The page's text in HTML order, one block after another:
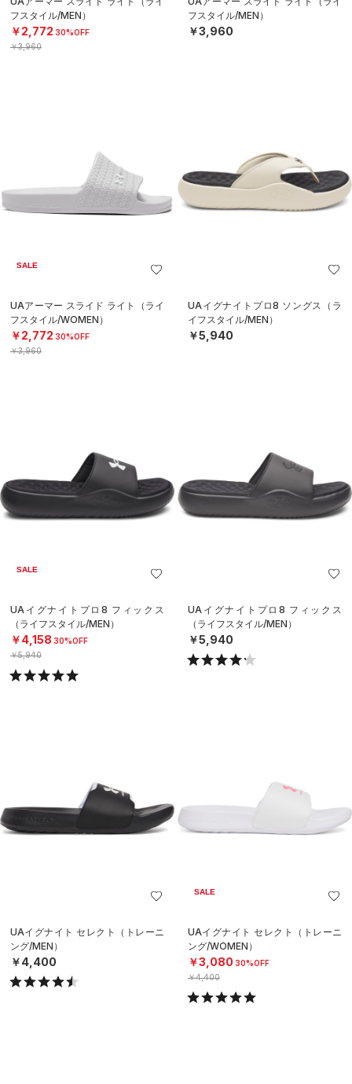
フスタイル/MEN）
￥2,772 30%OFF
￥3,960
フスタイル/MEN）
￥3,960
SALE
UAアーマー スライド ライト（ライ
フスタイル/WOMEN）
￥2,772 30%OFF
￥3,960
UAイグナイトプロ8 ソングス（ラ
イフスタイル/MEN）
￥5,940
SALE
UAイグナイトプロ8 フィックス
（ライフスタイル/MEN）
￥4,158 30%OFF
￥5,940
UAイグナイトプロ8 フィックス
（ライフスタイル/MEN）
￥5,940
UAイグナイト セレクト（トレーニ
ング/MEN）
￥4,400
SALE
UAイグナイト セレクト（トレーニ
ング/WOMEN）
￥3,080 30%OFF
￥4,400